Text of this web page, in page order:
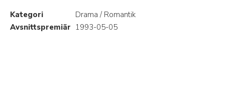
Kategori
Drama / Romantik
Avsnittspremiär 1993-05-05